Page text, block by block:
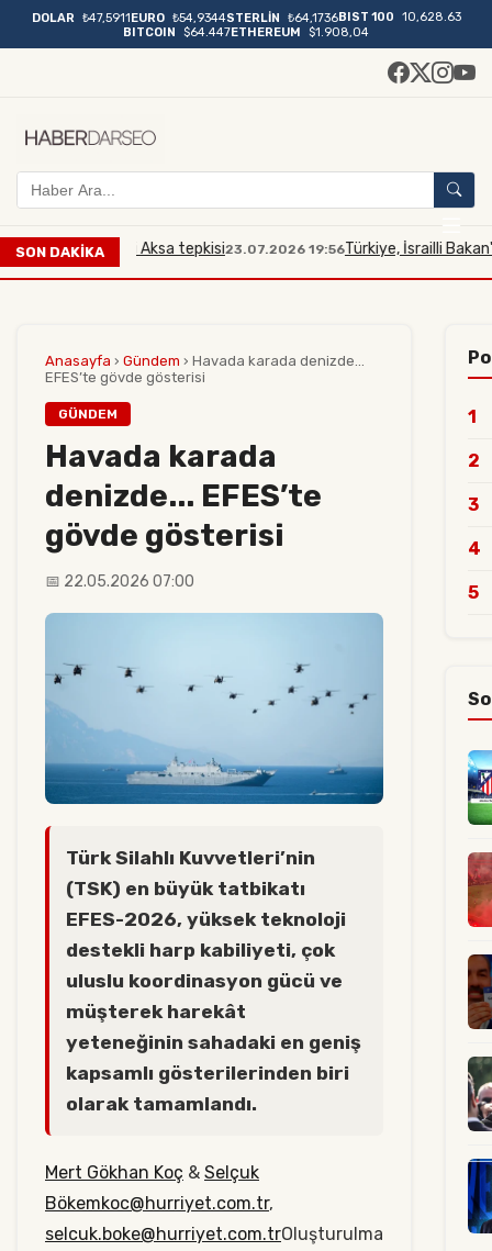
DOLAR ₺47,5911EURO ₺54,9344STERLİN ₺64,1736BIST 100
10,628.63
BITCOIN
$64.447ETHEREUM $1.908,04
SON DAKİKA
Mescidi Aksa tepkisi 23.07.2026 19:56Türkiye, İsrailli Bakan'ın
Anasayfa › Gündem › Havada karada denizde...
EFES’te gövde gösterisi
GÜNDEM
Havada karada
denizde... EFES’te
gövde gösterisi
📅 22.05.2026 07:00
Türk Silahlı Kuvvetleri’nin
(TSK) en büyük tatbikatı
EFES-2026, yüksek teknoloji
destekli harp kabiliyeti, çok
uluslu koordinasyon gücü ve
müşterek harekât
yeteneğinin sahadaki en geniş
kapsamlı gösterilerinden biri
olarak tamamlandı.
Mert Gökhan Koç & Selçuk
Bökemkoc@hurriyet.com.tr,
selcuk.boke@hurriyet.com.trOluşturulma
1
2
3
4
5